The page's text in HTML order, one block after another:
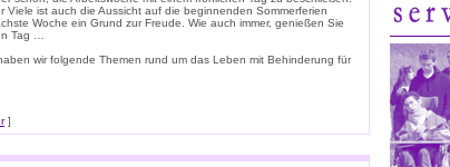
Viele ist auch die Aussicht auf die beginnenden Sommerferien
Woche ein Grund zur Freude. Wie auch immer, genießen Sie
Tag …
wir folgende Themen rund um das Leben mit Behinderung für
]